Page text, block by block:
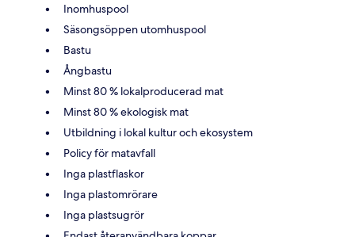
Inomhuspool
Säsongsöppen utomhuspool
Bastu
Ångbastu
Minst 80 % lokalproducerad mat
Minst 80 % ekologisk mat
Utbildning i lokal kultur och ekosystem
Policy för matavfall
Inga plastflaskor
Inga plastomrörare
Inga plastsugrör